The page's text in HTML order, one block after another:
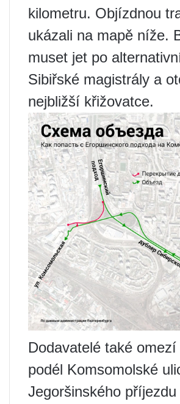
kilometru. Objízdnou
ukázali na mapě níže.
muset jet po
Sibiřské magistrály a
nejbližší křižovatce.
Dodavatelé také omezí
podél Komsomolské
Jegoršinského příjezdu